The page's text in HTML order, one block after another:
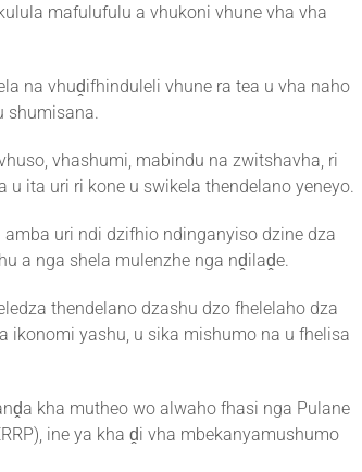
mafulufulu a vhukoni vhune vha vha
na vhuḓifhinduleli vhune ra tea u vha naho
shumisana.
vhashumi, mabindu na zwitshavha, ri
ita uri ri kone u swikela thendelano yeneyo.
uri ndi dzifhio ndinganyiso dzine dza
a nga shela mulenzhe nga nḓilaḓe.
thendelano dzashu dzo fhelelaho dza
ikonomi yashu, u sika mishumo na u fhelisa
kha mutheo wo alwaho fhasi nga Pulane
ine ya kha ḓi vha mbekanyamushumo